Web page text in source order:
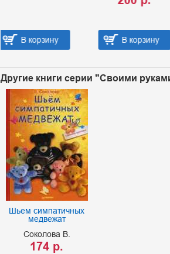
В корзину В
Другие книги серии "Своими
Шьем симпатичных
медвежат
Соколова В.
174 р.